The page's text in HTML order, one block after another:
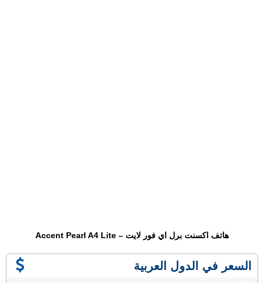
هاتف اكسنت برل اي فور لايت – Accent Pearl A4 Lite
السعر في الدول العربية